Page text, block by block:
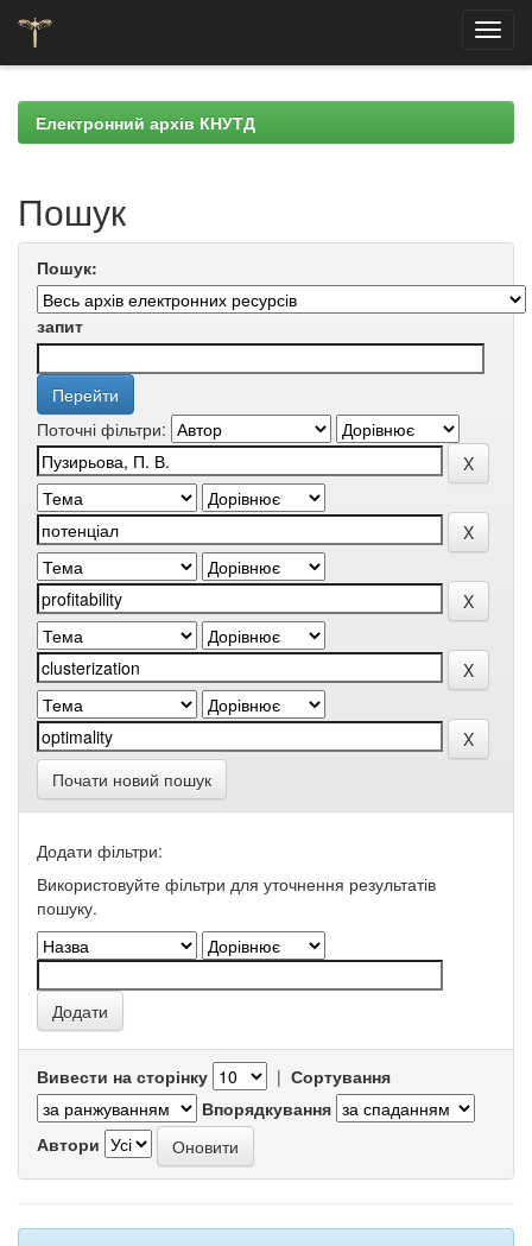
navigationЕлектронний архів КНУТД
Пошук
Пошук:
запит
Поточні фільтри:
Почати новий пошук
Додати фільтри:
Використовуйте фільтри для уточнення результатів
пошуку.
Вивести на сторінку | Сортування
Впорядкування
Автори